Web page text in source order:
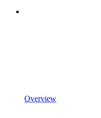
Overview